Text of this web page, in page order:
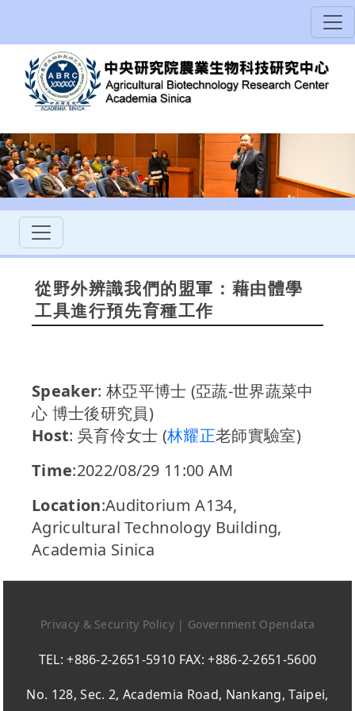
從野外辨識我們的盟軍：藉由體學
工具進行預先育種工作
Speaker: 林亞平博士 (亞蔬-世界蔬菜中
心 博士後研究員)
Host: 吳育伶女士 (林耀正老師實驗室)
Time:2022/08/29 11:00 AM
Location:Auditorium A134,
Agricultural Technology Building,
Academia Sinica
Privacy & Security Policy | Government Opendata
TEL: +886-2-2651-5910 FAX: +886-2-2651-5600
No. 128, Sec. 2, Academia Road, Nankang, Taipei,